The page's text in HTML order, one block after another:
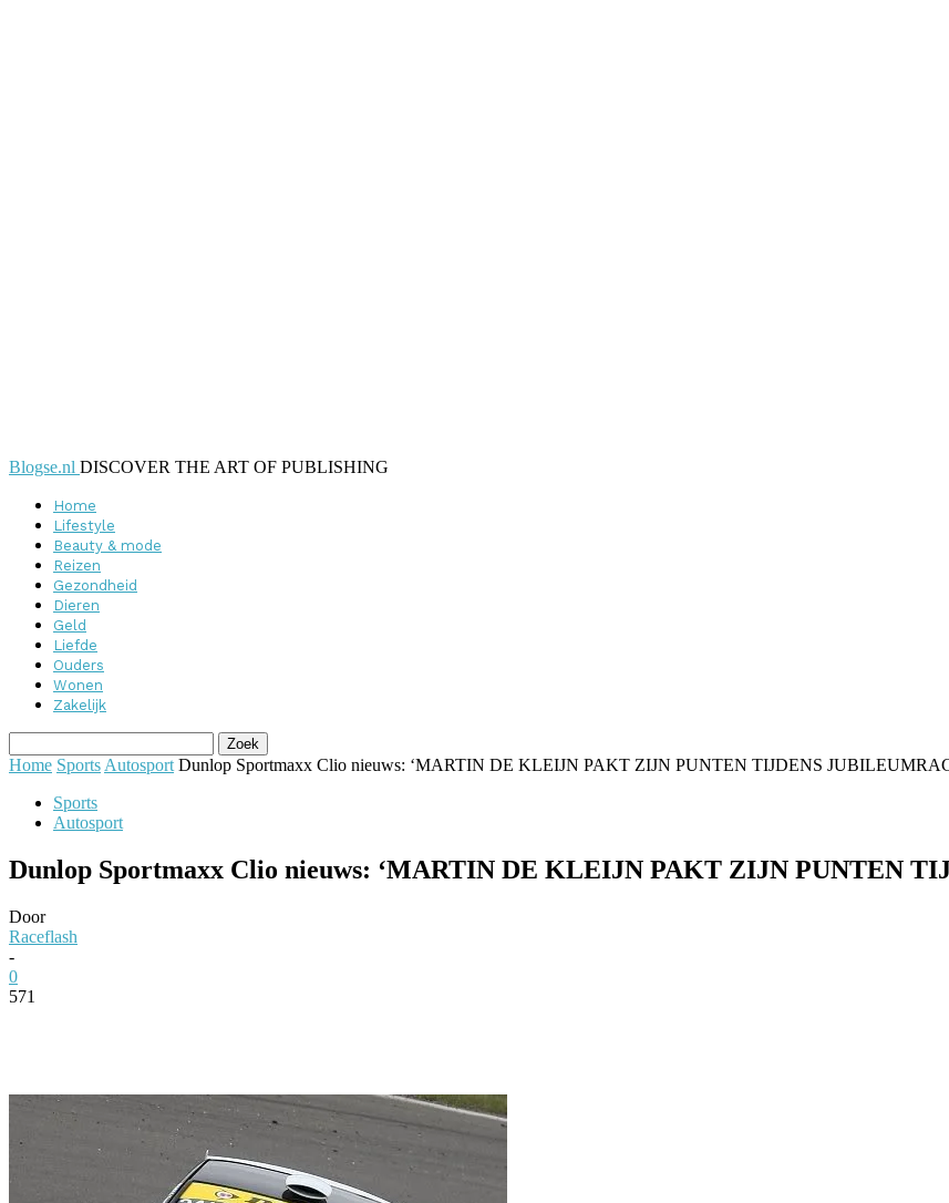
Blogse.nl DISCOVER THE ART OF PUBLISHING
Home
Lifestyle
Beauty & mode
Reizen
Gezondheid
Dieren
Geld
Liefde
Ouders
Wonen
Zakelijk
Home Sports Autosport Dunlop Sportmaxx Clio nieuws: ‘MARTIN DE KLEIJN PAKT ZIJN PUNTEN TIJDENS
Sports
Autosport
Dunlop Sportmaxx Clio nieuws: ‘MARTIN DE KLEIJN PAKT ZIJN PUNTEN
Door
Raceflash
-
0
571